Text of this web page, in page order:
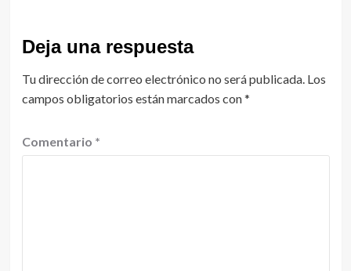
Deja una respuesta
Tu dirección de correo electrónico no será publicada. Los
campos obligatorios están marcados con*
Comentario *